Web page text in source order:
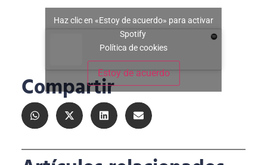
Haz clic en «Estoy de acuerdo» para activar
Spotify
Política de cookies
Estoy de acuerdo
Compartir